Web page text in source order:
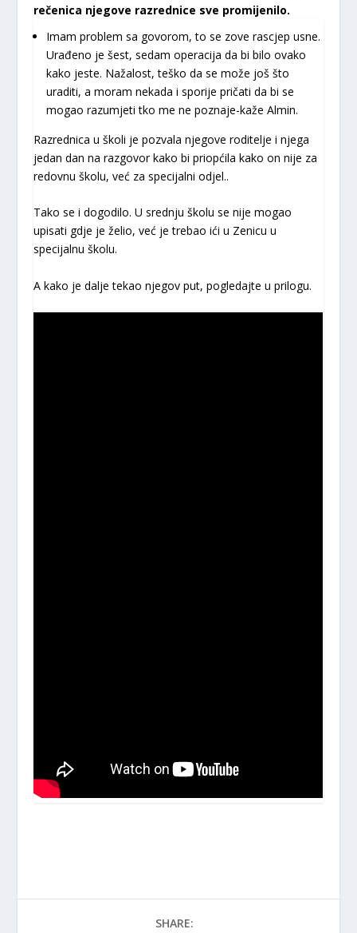
rečenica njegove razrednice sve promijenilo.
Imam problem sa govorom, to se zove rascjep usne.
Urađeno je šest, sedam operacija da bi bilo ovako
kako jeste. Nažalost, teško da se može još što
uraditi, a moram nekada i sporije pričati da bi se
mogao razumjeti tko me ne poznaje-kaže Almin.
Razrednica u školi je pozvala njegove roditelje i njega
jedan dan na razgovor kako bi priopćila kako on nije za
redovnu školu, već za specijalni odjel..
Tako se i dogodilo. U srednju školu se nije mogao
upisati gdje je želio, već je trebao ići u Zenicu u
specijalnu školu.
A kako je dalje tekao njegov put, pogledajte u prilogu.
SHARE: